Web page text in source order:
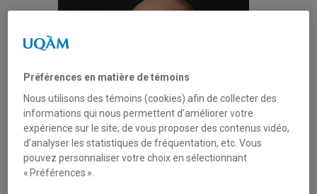
Préférences en matière de témoins
Nous utilisons des témoins (cookies) afin de collecter des
informations qui nous permettent d’améliorer votre
expérience sur le site, de vous proposer des contenus vidéo,
d’analyser les statistiques de fréquentation, etc. Vous
pouvez personnaliser votre choix en sélectionnant
« Préférences ».